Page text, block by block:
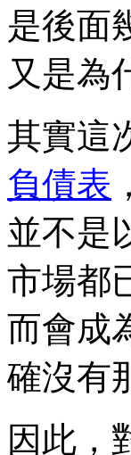
是後面
又是為
其實這
負債表
並不是
市場都
而會成
確沒有
因此，